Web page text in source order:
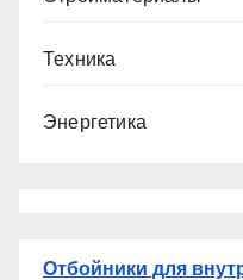
Техника
Энергетика
Отбойники для